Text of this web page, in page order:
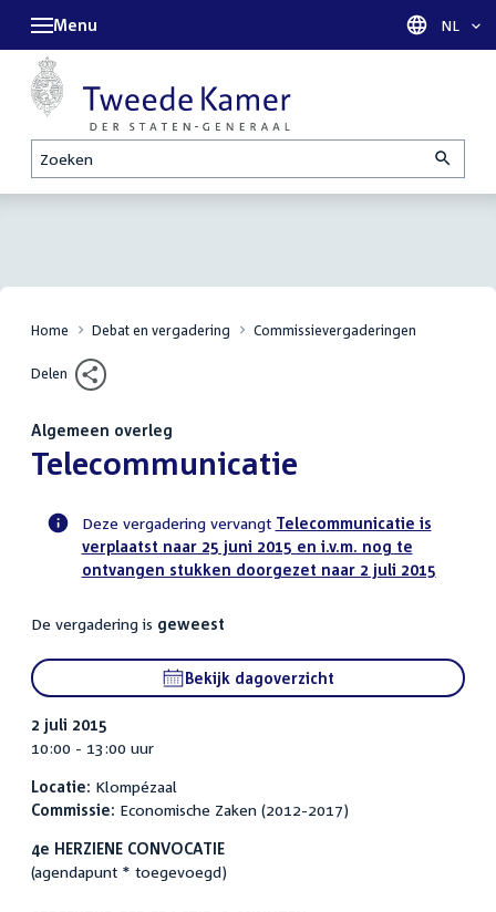
Zoeken
Menu Taal
NL
Home Debat en vergadering Commissievergaderingen
Delen
Algemeen overleg
:Telecommunicatie
Voortgangsstatus
commissie
activiteit
Deze vergadering vervangt Telecommunicatie is
verplaatst naar 25 juni 2015 en i.v.m. nog te
ontvangen stukken doorgezet naar 2 juli 2015
De vergadering is geweest
Bekijk dagoverzicht
2 juli 2015
10:00 - 13:00 uur
Locatie: Klompézaal
Commissie: Economische Zaken (2012-2017)
4e HERZIENE CONVOCATIE
(agendapunt * toegevoegd)